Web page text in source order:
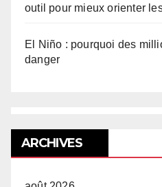
outil pour mieux orienter
El Niño : pourquoi des
danger
ARCHIVES